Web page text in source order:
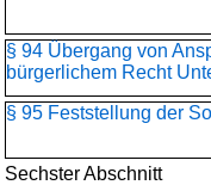
§ 94 Übergang von
bürgerlichem Recht
§ 95 Feststellung der
Sechster Abschnitt